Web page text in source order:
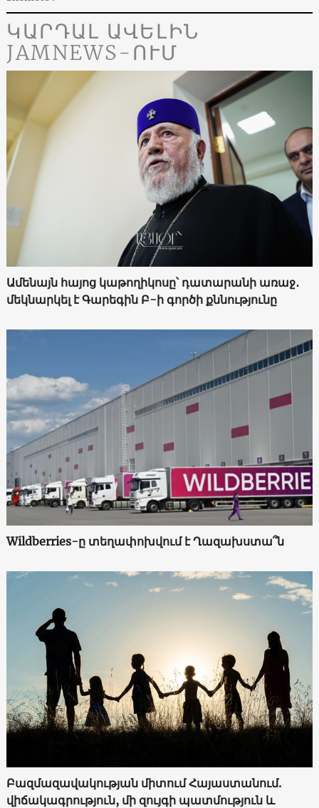
ԿԱՐԴԱԼ ԱՎԵԼԻՆ
JAMNEWS-ՈՒՄ
Ամենայն հայոց կաթողիկոսը՝ դատարանի առաջ․
մեկնարկել է Գարեգին Բ-ի գործի քննությունը
Wildberries-ը տեղափոխվում է Ղազախստա՞ն
Բազմազավակության միտում Հայաստանում.
վիճակագրություն, մի զույգի պատմություն և